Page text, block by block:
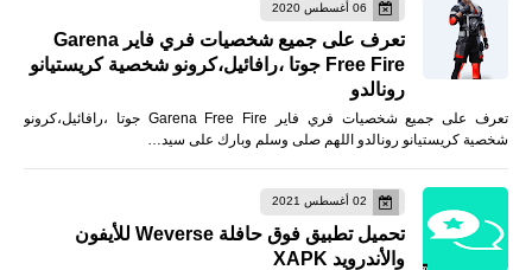
06 أغسطس 2020
تعرف على جميع شخصيات فري فاير Garena
Free Fire جوتا ،رافائيل،كرونو شخصية كريستيانو
رونالدو
تعرف على جميع شخصيات فري فاير Garena Free Fire جوتا ،رافائيل،كرونو
شخصية كريستيانو رونالدو اللهم صلى وسلم وبارك على سيد…
02 أغسطس 2021
تحميل تطبيق فوق حافلة Weverse للأيفون
والأندرويد XAPK